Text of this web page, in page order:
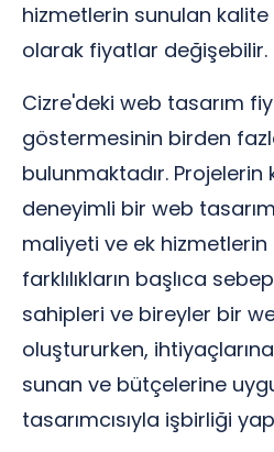
hizmetlerin sunulan kalite
olarak fiyatlar değişebilir.
Cizre'deki web tasarım
göstermesinin birden
bulunmaktadır. Projelerin
deneyimli bir web
maliyeti ve ek hizmetlerin
farklılıkların başlıca
sahipleri ve bireyler bir
oluştururken,
sunan ve bütçelerine
tasarımcısıyla işbirliği